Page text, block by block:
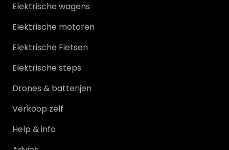
Elektrische wagens
Elektrische motoren
Elektrische Fietsen
Elektrische steps
Drones & batterijen
Verkoop zelf
Help & info